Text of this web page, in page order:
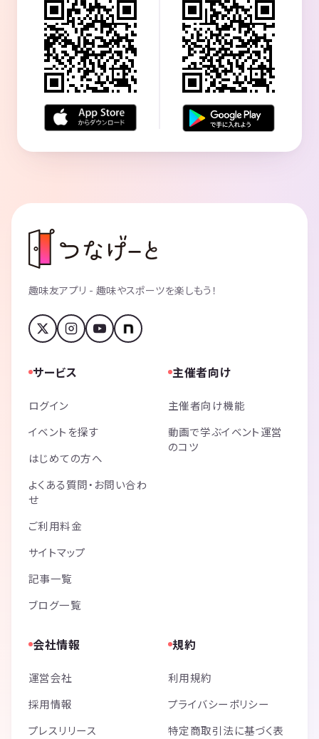
趣味友アプリ - 趣味やスポーツを楽しもう！
サービス
ログイン
イベントを探す
はじめての方へ
よくある質問・お問い合わ
せ
ご利用料金
サイトマップ
記事一覧
ブログ一覧
主催者向け
主催者向け機能
動画で学ぶイベント運営
のコツ
会社情報
運営会社
採用情報
プレスリリース
規約
利用規約
プライバシーポリシー
特定商取引法に基づく表